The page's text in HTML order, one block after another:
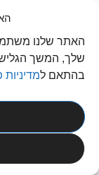
בהתאם למדיניות